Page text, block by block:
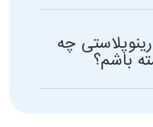
چه
باشم؟